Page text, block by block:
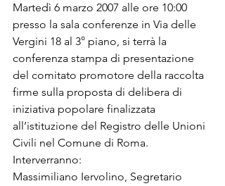
Martedì 6 marzo 2007 alle ore 10:00
presso la sala conferenze in Via delle
Vergini 18 al 3° piano, si terrà la
conferenza stampa di presentazione
del comitato promotore della raccolta
firme sulla proposta di delibera di
iniziativa popolare finalizzata
all’istituzione del Registro delle Unioni
Civili nel Comune di Roma.
Interverranno:
Massimiliano Iervolino, Segretario